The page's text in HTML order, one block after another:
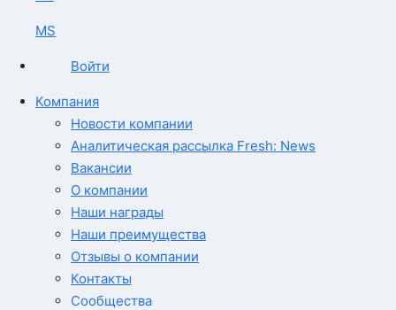
MS
Войти
Компания
Новости компании
Аналитическая рассылка Fresh: News
Вакансии
О компании
Наши награды
Наши преимущества
Отзывы о компании
Контакты
Сообщества